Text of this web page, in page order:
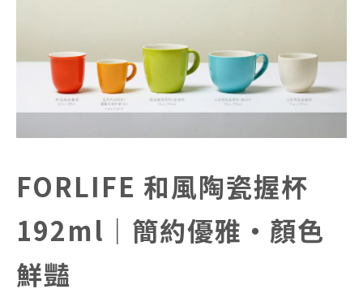
FORLIFE 和風陶瓷握杯
192ml｜簡約優雅・顏色
鮮豔